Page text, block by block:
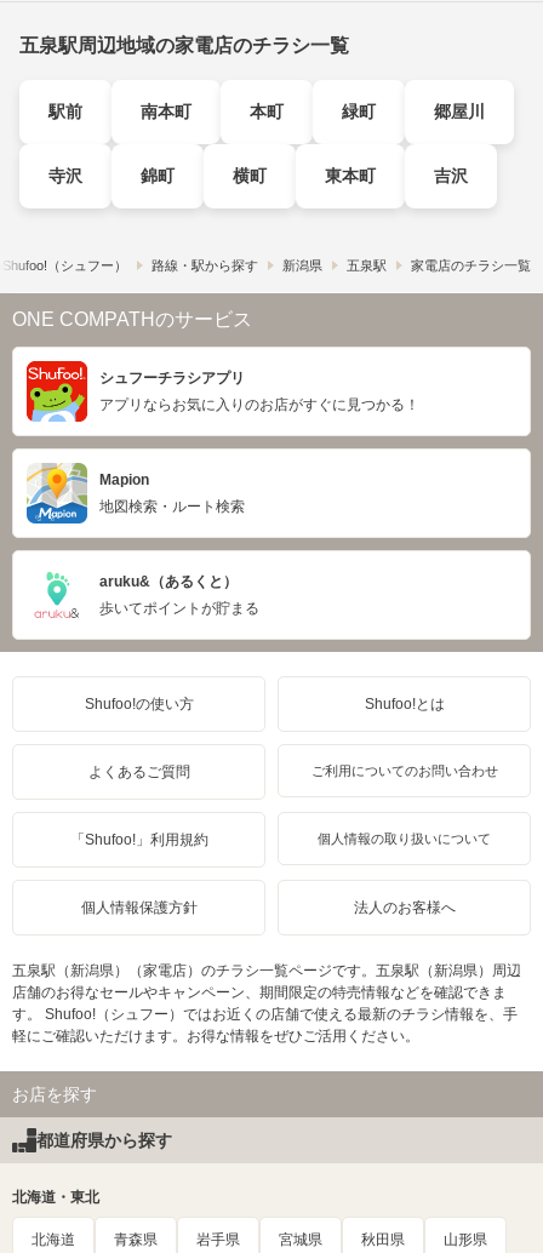
五泉駅周辺地域の家電店のチラシ一覧
駅前 南本町 本町 緑町 郷屋川
寺沢 錦町 横町 東本町 吉沢
（シュフー） 路線・駅から探す 新潟県 五泉駅 家電店のチラシ一覧
ONE COMPATHのサービス
シュフーチラシアプリ
アプリならお気に入りのお店がすぐに見つかる！
Mapion
地図検索・ルート検索
aruku&（あるくと）
歩いてポイントが貯まる
Shufoo!の使い方 Shufoo!とは
よくあるご質問 ご利用についてのお問い合わせ
「Shufoo!」利用規約 個人情報の取り扱いについて
個人情報保護方針 法人のお客様へ
五泉駅（新潟県）（家電店）のチラシ一覧ページです。五泉駅（新潟県）周辺
店舗のお得なセールやキャンペーン、期間限定の特売情報などを確認できま
す。 Shufoo!（シュフー）ではお近くの店舗で使える最新のチラシ情報を、手
軽にご確認いただけます。お得な情報をぜひご活用ください。
お店を探す
都道府県から探す
北海道・東北
北海道 青森県 岩手県 宮城県 秋田県 山形県